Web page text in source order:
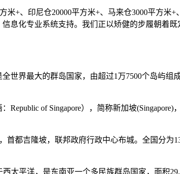
+、印尼仓20000平方米+、马来仓3000平方米
息化专业系统支持。我们正以矫健的步履朝着
界最大的群岛国家，由超过1万7500个岛屿组
of Singapore），简称新加坡(Singapore)
都吉隆坡，联邦政府行政中心布城。全国分为
太平洋，是东南亚一个多民族群岛国家，面积